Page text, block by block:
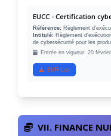
EUCC - Certification
Référence: Règlement
Intitulé: Règlement
de cybersécurité pour les
Entrée en vigueur: 20
EUR-Lex
VII. FINANCE